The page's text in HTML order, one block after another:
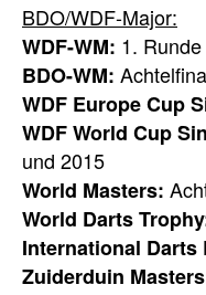
BDO/WDF-Major:
WDF-WM: 1.
BDO-WM:
WDF Europe Cup
WDF World Cup
und 2015
World Masters:
World Darts
International Darts
Zuiderduin